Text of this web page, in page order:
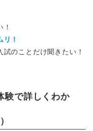
リ！
のことだけ聞きたい！
で詳しくわか